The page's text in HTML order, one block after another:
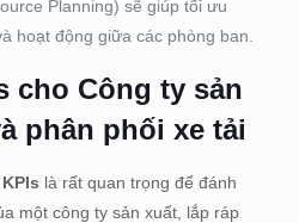
Planning) sẽ giúp tối ưu
hoạt động giữa các phòng ban.
cho Công ty sản
phân phối xe tải
là rất quan trọng để đánh
một công ty sản xuất, lắp ráp